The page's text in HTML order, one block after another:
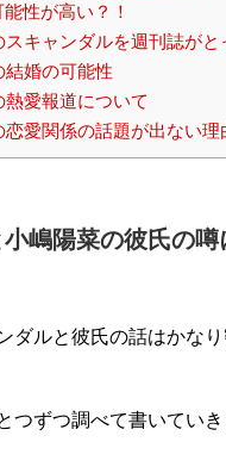
性が高い？！
スキャンダルを週刊誌がと
結婚の可能性
愛報道について
恋愛関係の話題が出ない理
嶋陽菜の彼氏の噂
ダルと彼氏の話はかな
つずつ調べて書いていき